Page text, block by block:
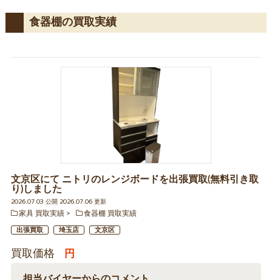
食器棚の買取実績
文京区にて ニトリのレンジボードを出張買取(無料引き取
り)しました
2026.07.03 公開 2026.07.06 更新
家具 買取実績
食器棚 買取実績
出張買取 埼玉店 文京区
買取価格 円